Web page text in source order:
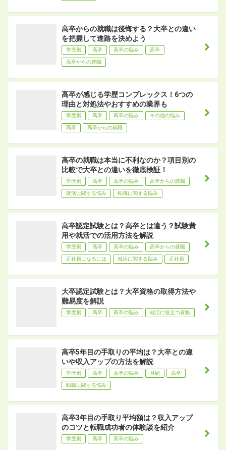
高卒からの就職は後悔する？大卒との違い
を把握して進路を決めよう
学歴別 高卒 高卒の悩み 高卒
高卒からの就職
高卒が感じる学歴コンプレックス！6つの
理由と対処法やおすすめの業界も
学歴別 高卒 高卒の悩み その他の悩み
高卒 高卒からの就職
高卒の就職は本当に不利なのか？項目別の
比較で大卒との違いを徹底検証！
学歴別 高卒 高卒の悩み 高卒からの就職
就活に関する悩み 転職に関する悩み
高卒認定試験とは？高卒とは違う？試験費
用や就活での活用方法を解説
学歴別 高卒 高卒の悩み 高卒からの就職
正社員になるには 就活に関する悩み 正社員
大卒認定試験とは？大卒資格の取得方法や
難易度を解説
学歴別 高卒 高卒の悩み 就活に役立つ資格
高卒5年目の手取りの平均は？大卒との違
いや収入アップの方法を解説
学歴別 高卒 高卒の悩み 月給 高卒
転職に関する悩み
高卒3年目の手取り平均額は？収入アップ
のコツと転職成功者の体験談を紹介
学歴別 高卒 高卒の悩み